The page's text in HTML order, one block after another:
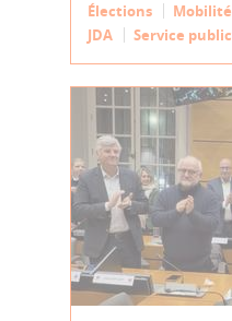
Élections Mobilité
JDA
Service public